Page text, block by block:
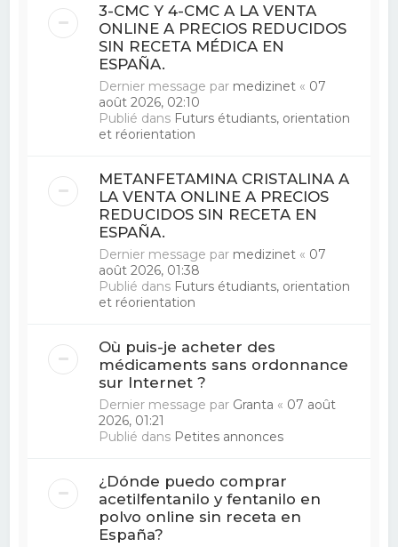
3-CMC Y 4-CMC A LA VENTA
ONLINE A PRECIOS REDUCIDOS
SIN RECETA MÉDICA EN
ESPAÑA.
Dernier message par medizinet « 07
août 2026, 02:10
Publié dans Futurs étudiants, orientation
et réorientation
METANFETAMINA CRISTALINA A
LA VENTA ONLINE A PRECIOS
REDUCIDOS SIN RECETA EN
ESPAÑA.
Dernier message par medizinet « 07
août 2026, 01:38
Publié dans Futurs étudiants, orientation
et réorientation
Où puis-je acheter des
médicaments sans ordonnance
sur Internet ?
Dernier message par Granta « 07 août
2026, 01:21
Publié dans Petites annonces
¿Dónde puedo comprar
acetilfentanilo y fentanilo en
polvo online sin receta en
España?